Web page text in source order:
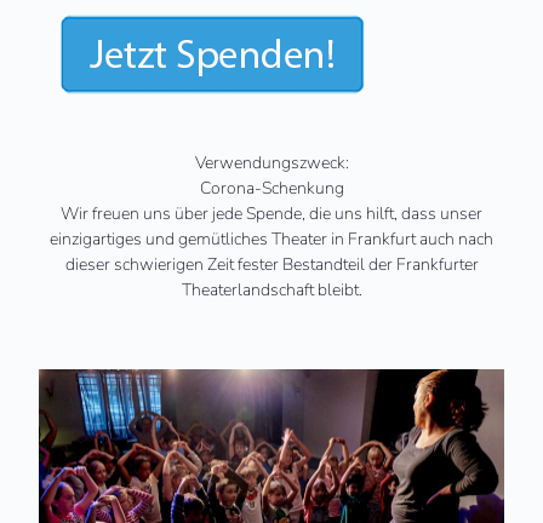
Verwendungszweck:
Corona-Schenkung
Wir freuen uns über jede Spende, die uns hilft, dass unser
einzigartiges und gemütliches Theater in Frankfurt auch nach
dieser schwierigen Zeit fester Bestandteil der Frankfurter
Theaterlandschaft bleibt.